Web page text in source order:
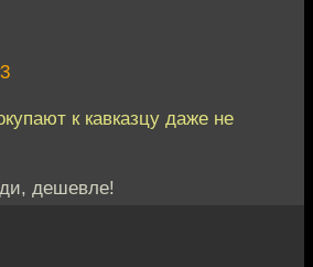
к кавказцу даже не
дешевле!